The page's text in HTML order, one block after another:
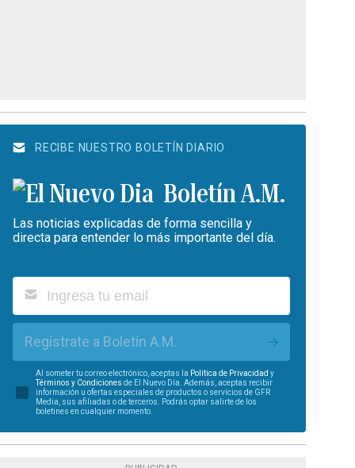
RECIBE NUESTRO BOLETÍN DIARIO
Boletín A.M.
Las noticias explicadas de forma sencilla y
directa para entender lo más importante del día.
Regístrate a Boletín A.M.
Al someter tu correo electrónico, aceptas la Política de Privacidad y
Términos y Condiciones de El Nuevo Día. Además, aceptas recibir
información u ofertas especiales de productos o servicios de GFR
Media, sus afiliadas o de terceros. Podrás optar salirte de los
boletines en cualquier momento.